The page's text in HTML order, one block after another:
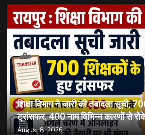
शिक्षा विभाग ने जारी की तबादला सूची,
ट्रांसफर, 400 नाम विभिन्न कारणों से
August 8, 2026